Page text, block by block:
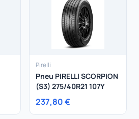
Pirelli
Pneu PIRELLI SCORPION
(S3) 275/40R21 107Y
237,80 €